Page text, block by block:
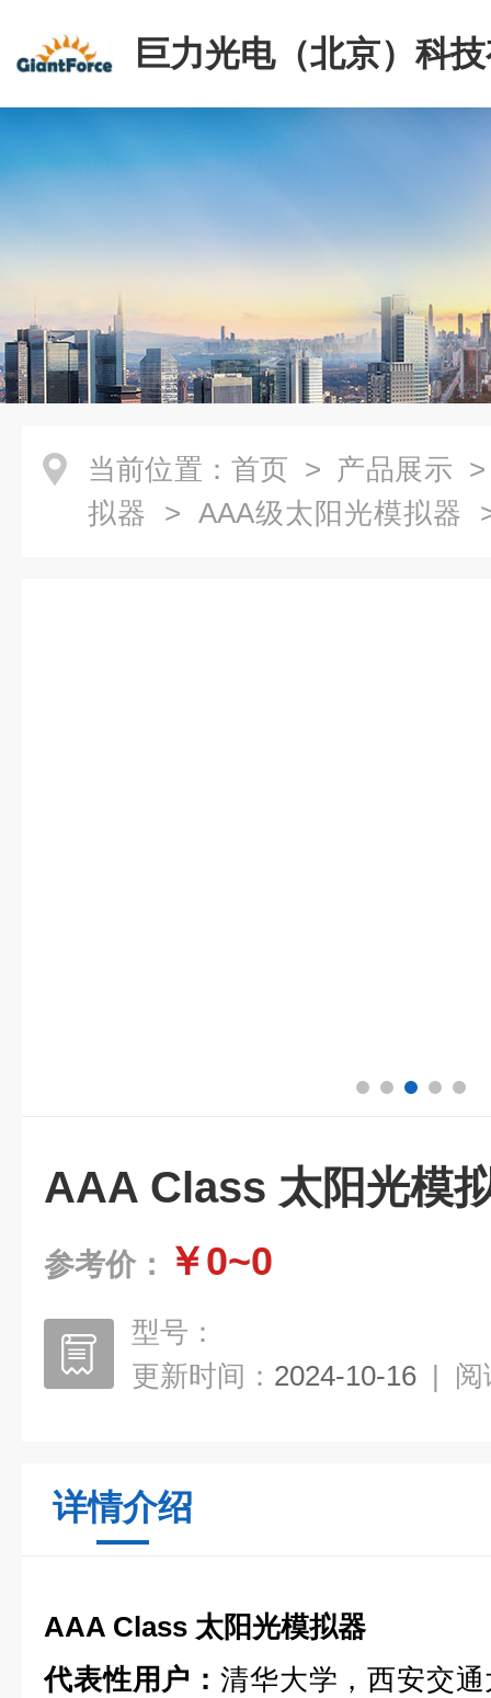
巨力光电（北京）科
司
当前位置： 首页 > 产品展示
拟器 > AAA级太阳光模拟器
AAA Class 太阳光模
参考价： ￥0~0
型号：
更新时间： 2024-10-16 | 阅
详情介绍
AAA Class 太阳光模拟器
代表性用户： 清华大学，西安交